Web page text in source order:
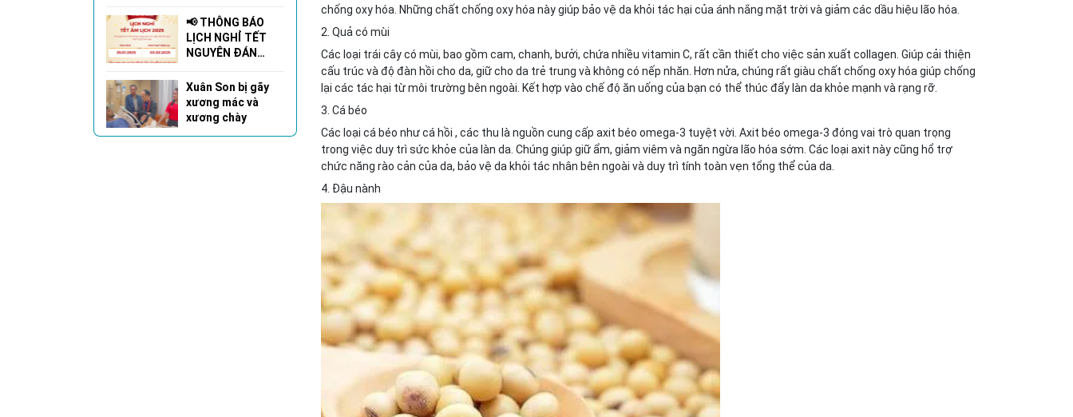
chống oxy hóa. Những chất chống oxy hóa này giúp bảo vệ da khỏi tác hại của ánh nắng mặt trời và giảm các dầu hiệu lão hóa.
2. Quả có mùi
Các loại trái cây có mùi, bao gồm cam, chanh, bưởi, chứa nhiều vitamin C, rất cần thiết cho việc sản xuất collagen. Giúp cải thiện
cấu trúc và độ đàn hồi cho da, giữ cho da trẻ trung và không có nếp nhăn. Hơn nửa, chúng rất giàu chất chống oxy hóa giúp chống
lại các tác hại từ môi trường bên ngoài. Kết hợp vào chế độ ăn uống của bạn có thể thúc đẩy làn da khỏe mạnh và rạng rỡ.
3. Cá béo
Các loại cá béo như cá hồi , các thu là nguồn cung cấp axit béo omega-3 tuyệt vời. Axit béo omega-3 đóng vai trò quan trọng
trong việc duy trì sức khỏe của làn da. Chúng giúp giữ ẩm, giảm viêm và ngăn ngừa lão hóa sớm. Các loại axit này cũng hổ trợ
chức năng rào cản của da, bảo vệ da khỏi tác nhân bên ngoài và duy trì tính toàn vẹn tổng thể của da.
4. Đậu nành
📢 THÔNG BÁO
LỊCH NGHỈ TẾT
NGUYÊN ĐÁN
Xuân Son bị gãy
xương mác và
xương chày